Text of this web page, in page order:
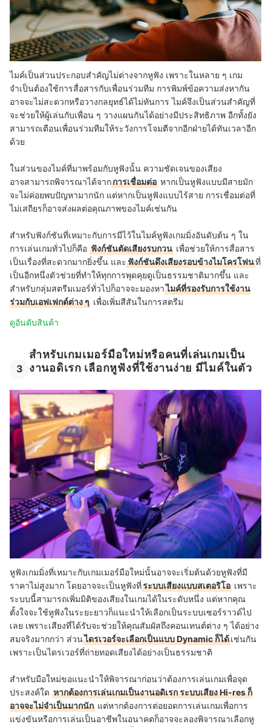
ไมค์เป็นส่วนประกอบสำคัญไม่ต่างจากหูฟัง เพราะในหลาย ๆ เกม
จำเป็นต้องใช้การสื่อสารกับเพื่อนร่วมทีม การพิมพ์ข้อความส่งหากัน
อาจจะไม่สะดวกหรือวางกลยุทธ์ได้ไม่ทันการ ไมค์จึงเป็นส่วนสำคัญที่
จะช่วยให้ผู้เล่นกับเพื่อน ๆ วางแผนกันได้อย่างมีประสิทธิภาพ อีกทั้งยัง
สามารถเตือนเพื่อนร่วมทีมให้ระวังการโจมตีจากอีกฝ่ายได้ทันเวลาอีก
ด้วย
ในส่วนของไมค์ที่มาพร้อมกับหูฟังนั้น ความชัดเจนของเสียง
อาจสามารถพิจารณาได้จากการเชื่อมต่อ หากเป็นหูฟังแบบมีสายมัก
จะไม่ค่อยพบปัญหามากนัก แต่หากเป็นหูฟังแบบไร้สาย การเชื่อมต่อที่
ไม่เสถียรก็อาจส่งผลต่อคุณภาพของไมค์เช่นกัน
สำหรับฟังก์ชันที่เหมาะกับการมีไว้ในไมค์หูฟังเกมมิ่งอันดับต้น ๆ ใน
การเล่นเกมทั่วไปก็คือ ฟังก์ชันตัดเสียงรบกวน เพื่อช่วยให้การสื่อสาร
เป็นเรื่องที่สะดวกมากยิ่งขึ้น และฟังก์ชันดึงเสียงรอบข้างไมโครโฟนที่
เป็นอีกหนึ่งตัวช่วยที่ทำให้ทุกการพุดคุยดูเป็นธรรมชาติมากขึ้น และ
สำหรับกลุ่มสตรีมเมอร์ทั่วไปก็อาจจะมองหาไมค์ที่รองรับการใช้งาน
ร่วมกับเอฟเฟกต์ต่าง ๆ เพื่อเพิ่มสีสันในการสตรีม
ดูอันดับสินค้า
3
สำหรับเกมเมอร์มือใหม่หรือคนที่เล่นเกมเป็น
งานอดิเรก เลือกหูฟังที่ใช้งานง่าย มีไมค์ในตัว
หูฟังเกมมิ่งที่เหมาะกับเกมเมอร์มือใหม่นั้นอาจจะเริ่มต้นด้วยหูฟังที่มี
ราคาไม่สูงมาก โดยอาจจะเป็นหูฟังที่ระบบเสียงแบบสเตอริโอ เพราะ
ระบบนี้สามารถเพิ่มมิติของเสียงในเกมได้ในระดับหนึ่ง แต่หากคุณ
ตั้งใจจะใช้หูฟังในระยะยาวก็แนะนำให้เลือกเป็นระบบเซอร์ราวด์ไป
เลย เพราะเสียงที่ได้รับจะช่วยให้คุณสัมผัสถึงคอนเทนต์ต่าง ๆ ได้อย่าง
สมจริงมากกว่า ส่วนไดรเวอร์จะเลือกเป็นแบบ Dynamic ก็ได้เช่นกัน
เพราะเป็นไดรเวอร์ที่ถ่ายทอดเสียงได้อย่างเป็นธรรมชาติ
สำหรับมือใหม่ขอแนะนำให้พิจารณาก่อนว่าต้องการเล่นเกมเพื่อจุด
ประสงค์ใด หากต้องการเล่นเกมเป็นงานอดิเรก ระบบเสียง Hi-res ก็
อาจจะไม่จำเป็นมากนัก แต่หากต้องการต่อยอดการเล่นเกมเพื่อการ
แข่งขันหรือการเล่นเป็นอาชีพในอนาคตก็อาจจะลองพิจารณาเลือกหู